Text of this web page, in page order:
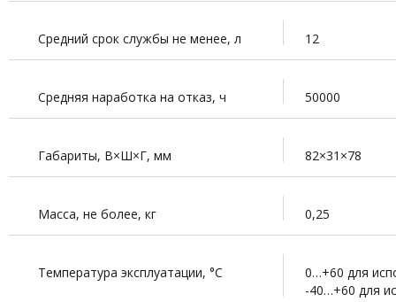
Средний срок службы не менее, л 12
Средняя наработка на отказ, ч 50000
Габариты, В×Ш×Г, мм 82×31×78
Масса, не более, кг 0,25
Температура эксплуатации, °С
0…+60 для
-40…+60 для